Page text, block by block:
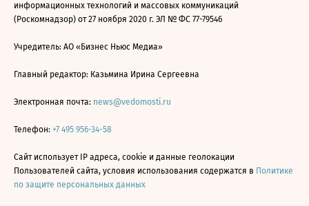
информационных технологий и массовых коммуникаций
(Роскомнадзор) от 27 ноября 2020 г. ЭЛ № ФС 77-79546
Учредитель: АО «Бизнес Ньюс Медиа»
Главный редактор: Казьмина Ирина Сергеевна
Электронная почта: news@vedomosti.ru
Телефон: +7 495 956-34-58
Сайт использует IP адреса, cookie и данные геолокации
Пользователей сайта, условия использования содержатся в Политике
по защите персональных данных